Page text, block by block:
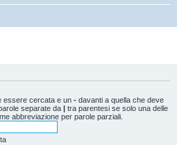
essere cercata e un - davanti a quella che deve
separate da | tra parentesi se solo una delle
abbreviazione per parole parziali.